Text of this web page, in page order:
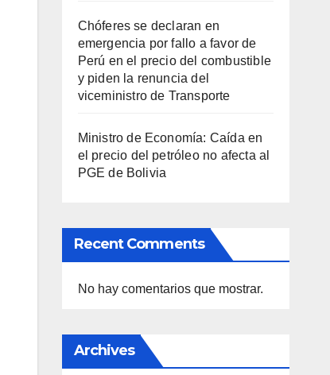
Chóferes se declaran en
emergencia por fallo a favor de
Perú en el precio del combustible
y piden la renuncia del
viceministro de Transporte
Ministro de Economía: Caída en
el precio del petróleo no afecta al
PGE de Bolivia
Recent Comments
No hay comentarios que mostrar.
Archives